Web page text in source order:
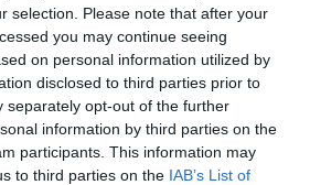
selection. Please note that after your
you may continue seeing
on personal information utilized by
disclosed to third parties prior to
separately opt-out of the further
information by third parties on the
participants. This information may
to third parties on the IAB’s List of
trabajo de desmitificar la
la verdadera, de
es un trabajo